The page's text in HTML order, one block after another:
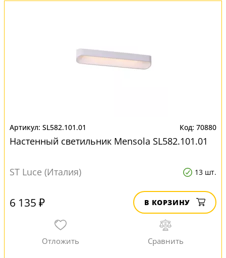
SL582.101.01 70880
Настенный светильник Mensola SL582.101.01
ST Luce (Италия) 13 шт.
6 135 ₽ В КОРЗИНУ